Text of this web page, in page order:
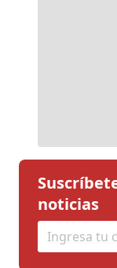
noticias